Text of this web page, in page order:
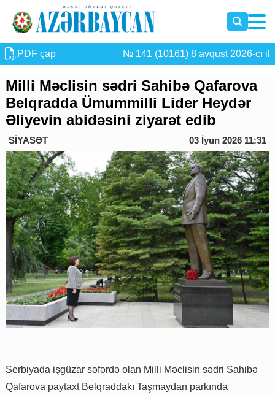
PDF çap № 141 (10161) 8 avqust 2026-cı il
Milli Məclisin sədri Sahibə Qafarova
Belqradda Ümummilli Lider Heydər
Əliyevin abidəsini ziyarət edib
SİYASƏT 03 İyun 2026 11:31
Serbiyada işgüzar səfərdə olan Milli Məclisin sədri Sahibə
Qafarova paytaxt Belqraddakı Taşmaydan parkında